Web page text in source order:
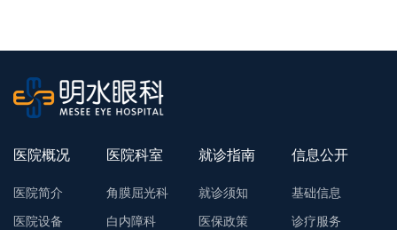
医院概况
医院简介
医院设备
医院科室
角膜屈光科
白内障科
就诊指南
就诊须知
医保政策
信息公开
基础信息
诊疗服务